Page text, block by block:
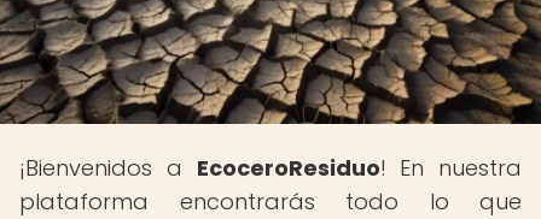
¡Bienvenidos a EcoceroResiduo! En nuestra
plataforma encontrarás todo lo que